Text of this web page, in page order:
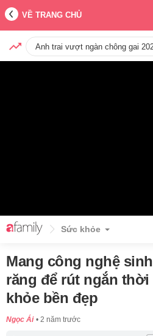
VỀ TRANG CHỦ
Anh trai vượt ngàn chông gai
Sức khỏe
Mang công nghệ
răng để rút ngắn
khỏe bền đẹp
Ngọc Ái 2 năm trước